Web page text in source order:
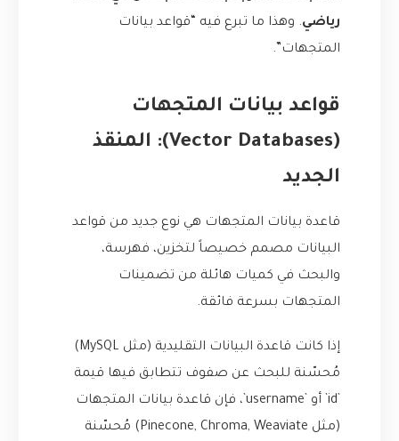
رياضي. وهذا ما تبرع فيه “قواعد بيانات
المتجهات”.
قواعد بيانات المتجهات
(Vector Databases): المنقذ
الجديد
قاعدة بيانات المتجهات هي نوع جديد من قواعد
البيانات مصمم خصيصاً لتخزين، فهرسة،
والبحث في كميات هائلة من تضمينات
المتجهات بسرعة فائقة.
إذا كانت قاعدة البيانات التقليدية (مثل MySQL)
مُحسّنة للبحث عن صفوف تتطابق فيها قيمة
`id` أو `username`، فإن قاعدة بيانات المتجهات
(مثل Pinecone, Chroma, Weaviate) مُحسّنة